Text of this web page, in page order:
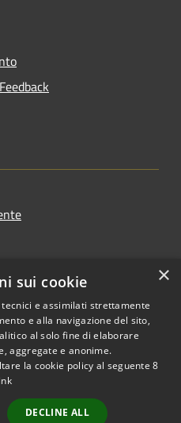
Copyright © 2026 • Comune di
Municipium •
×
sui cookie
e assimilati strettamente
e alla navigazione del sito,
al solo fine di elaborare
aggregate e anonime.
la cookie policy al seguente8
DECLINE ALL